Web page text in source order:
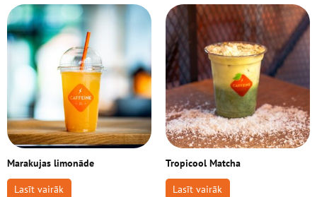
Marakujas limonāde
Lasīt vairāk
Tropicool Matcha
Lasīt vairāk